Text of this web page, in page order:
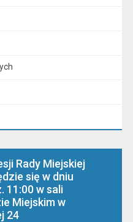
Rady Miejskiej
się w dniu
11:00 w sali
Miejskim w
24